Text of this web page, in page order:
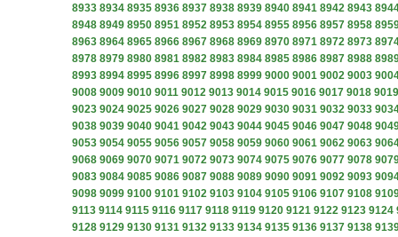
8933 8934 8935 8936 8937 8938 8939 8940 8941 8942 8943
8948 8949 8950 8951 8952 8953 8954 8955 8956 8957 8958
8963 8964 8965 8966 8967 8968 8969 8970 8971 8972 8973
8978 8979 8980 8981 8982 8983 8984 8985 8986 8987 8988
8993 8994 8995 8996 8997 8998 8999 9000 9001 9002 9003
9008 9009 9010 9011 9012 9013 9014 9015 9016 9017 9018 9019
9023 9024 9025 9026 9027 9028 9029 9030 9031 9032 9033
9038 9039 9040 9041 9042 9043 9044 9045 9046 9047 9048
9053 9054 9055 9056 9057 9058 9059 9060 9061 9062 9063
9068 9069 9070 9071 9072 9073 9074 9075 9076 9077 9078
9083 9084 9085 9086 9087 9088 9089 9090 9091 9092 9093
9098 9099 9100 9101 9102 9103 9104 9105 9106 9107 9108
9113 9114 9115 9116 9117 9118 9119 9120 9121 9122 9123 9124
9128 9129 9130 9131 9132 9133 9134 9135 9136 9137 9138